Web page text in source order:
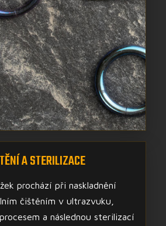
A STERILIZACE
prochází při naskladnění
čištěním v ultrazvuku,
a následnou sterilizací